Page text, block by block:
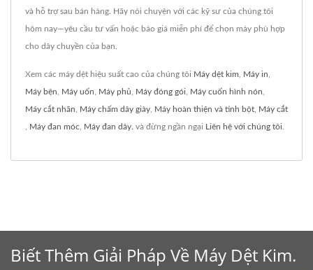
và hỗ trợ sau bán hàng. Hãy nói chuyện với các kỹ sư của chúng tôi
hôm nay—yêu cầu tư vấn hoặc báo giá miễn phí để chọn máy phù hợp
cho dây chuyền của bạn.
Xem các máy dệt hiệu suất cao của chúng tôi Máy dệt kim, Máy in,
Máy bện, Máy uốn, Máy phủ, Máy đóng gói, Máy cuốn hình nón,
Máy cắt nhãn, Máy chấm dây giày, Máy hoàn thiện và tinh bột, Máy cắt
, Máy đan móc, Máy đan dây. và đừng ngần ngại Liên hệ với chúng tôi.
Biết Thêm Giải Pháp Về Máy Dệt Kim.